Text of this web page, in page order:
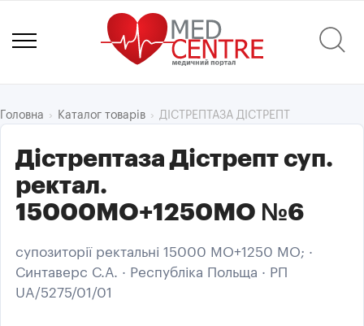
Головна Каталог товарів ДІСТРЕПТАЗА ДІСТРЕПТ
Дістрептаза Дістрепт суп.
ректал.
15000МО+1250МО №6
супозиторії ректальні 15000 МО+1250 МО; ·
Синтаверс С.А. · Республіка Польща · РП
UA/5275/01/01